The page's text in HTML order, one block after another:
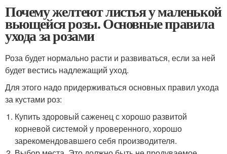
Почему желтеют листья у маленькой
вьющейся розы. Основные правила
ухода за розами
Роза будет нормально расти и развиваться, если за ней
будет вестись надлежащий уход.
Для этого надо придерживаться основных правил ухода
за кустами роз:
Купить здоровый саженец с хорошо развитой
корневой системой у проверенного, хорошо
зарекомендовавшего себя производителя.